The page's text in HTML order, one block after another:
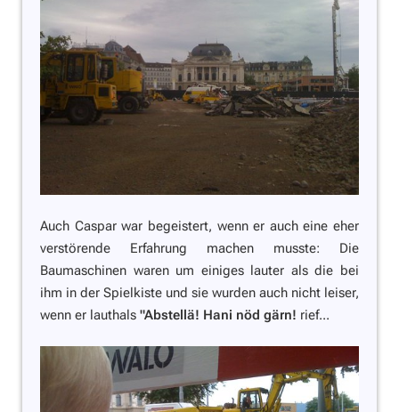
Auch Caspar war begeistert, wenn er auch eine eher
verstörende Erfahrung machen musste: Die
Baumaschinen waren um einiges lauter als die bei
ihm in der Spielkiste und sie wurden auch nicht leiser,
wenn er lauthals "Abstellä! Hani nöd gärn! rief...